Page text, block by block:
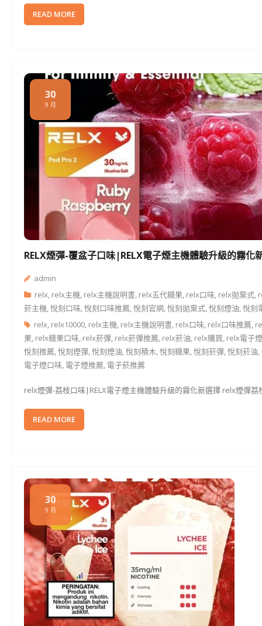
READ MORE
RELX煙彈-覆盆子口味|RELX電子煙主機體驗升級的霧化
30
9 月
admin
relx, relx主機, relx主機說明書, relx五代糖果, relx口味, relx拋棄式,
菸主機,悅刻口味,悅刻口味推薦,悅刻官網,悅刻拋棄式,悅刻煙油,悅刻
relx, relx10000, relx主機, relx主機說明書, relx口味, relx口味推薦,
果, relx糖果口味, relx菸彈, relx菸彈推薦, relx菸油, relx購買, relx電子煙
悅刻推薦,悅刻煙彈,悅刻煙油,悅刻積木,悅刻糖果,悅刻菸彈,悅刻菸油,
電子煙口味, 電子煙推薦, 電子菸推薦
relx煙彈-荔枝口味|RELX電子煙主機體驗升級的霧化新選擇 relx煙彈
READ MORE
30
9 月